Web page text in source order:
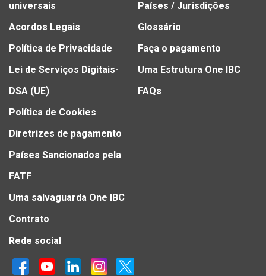
universais
Acordos Legais
Política de Privacidade
Lei de Serviços Digitais-
DSA (UE)
Política de Cookies
Diretrizes de pagamento
Países Sancionados pela
FATF
Uma salvaguarda One IBC
Contrato
Países / Jurisdições
Glossário
Faça o pagamento
Uma Estrutura One IBC
FAQs
Rede social